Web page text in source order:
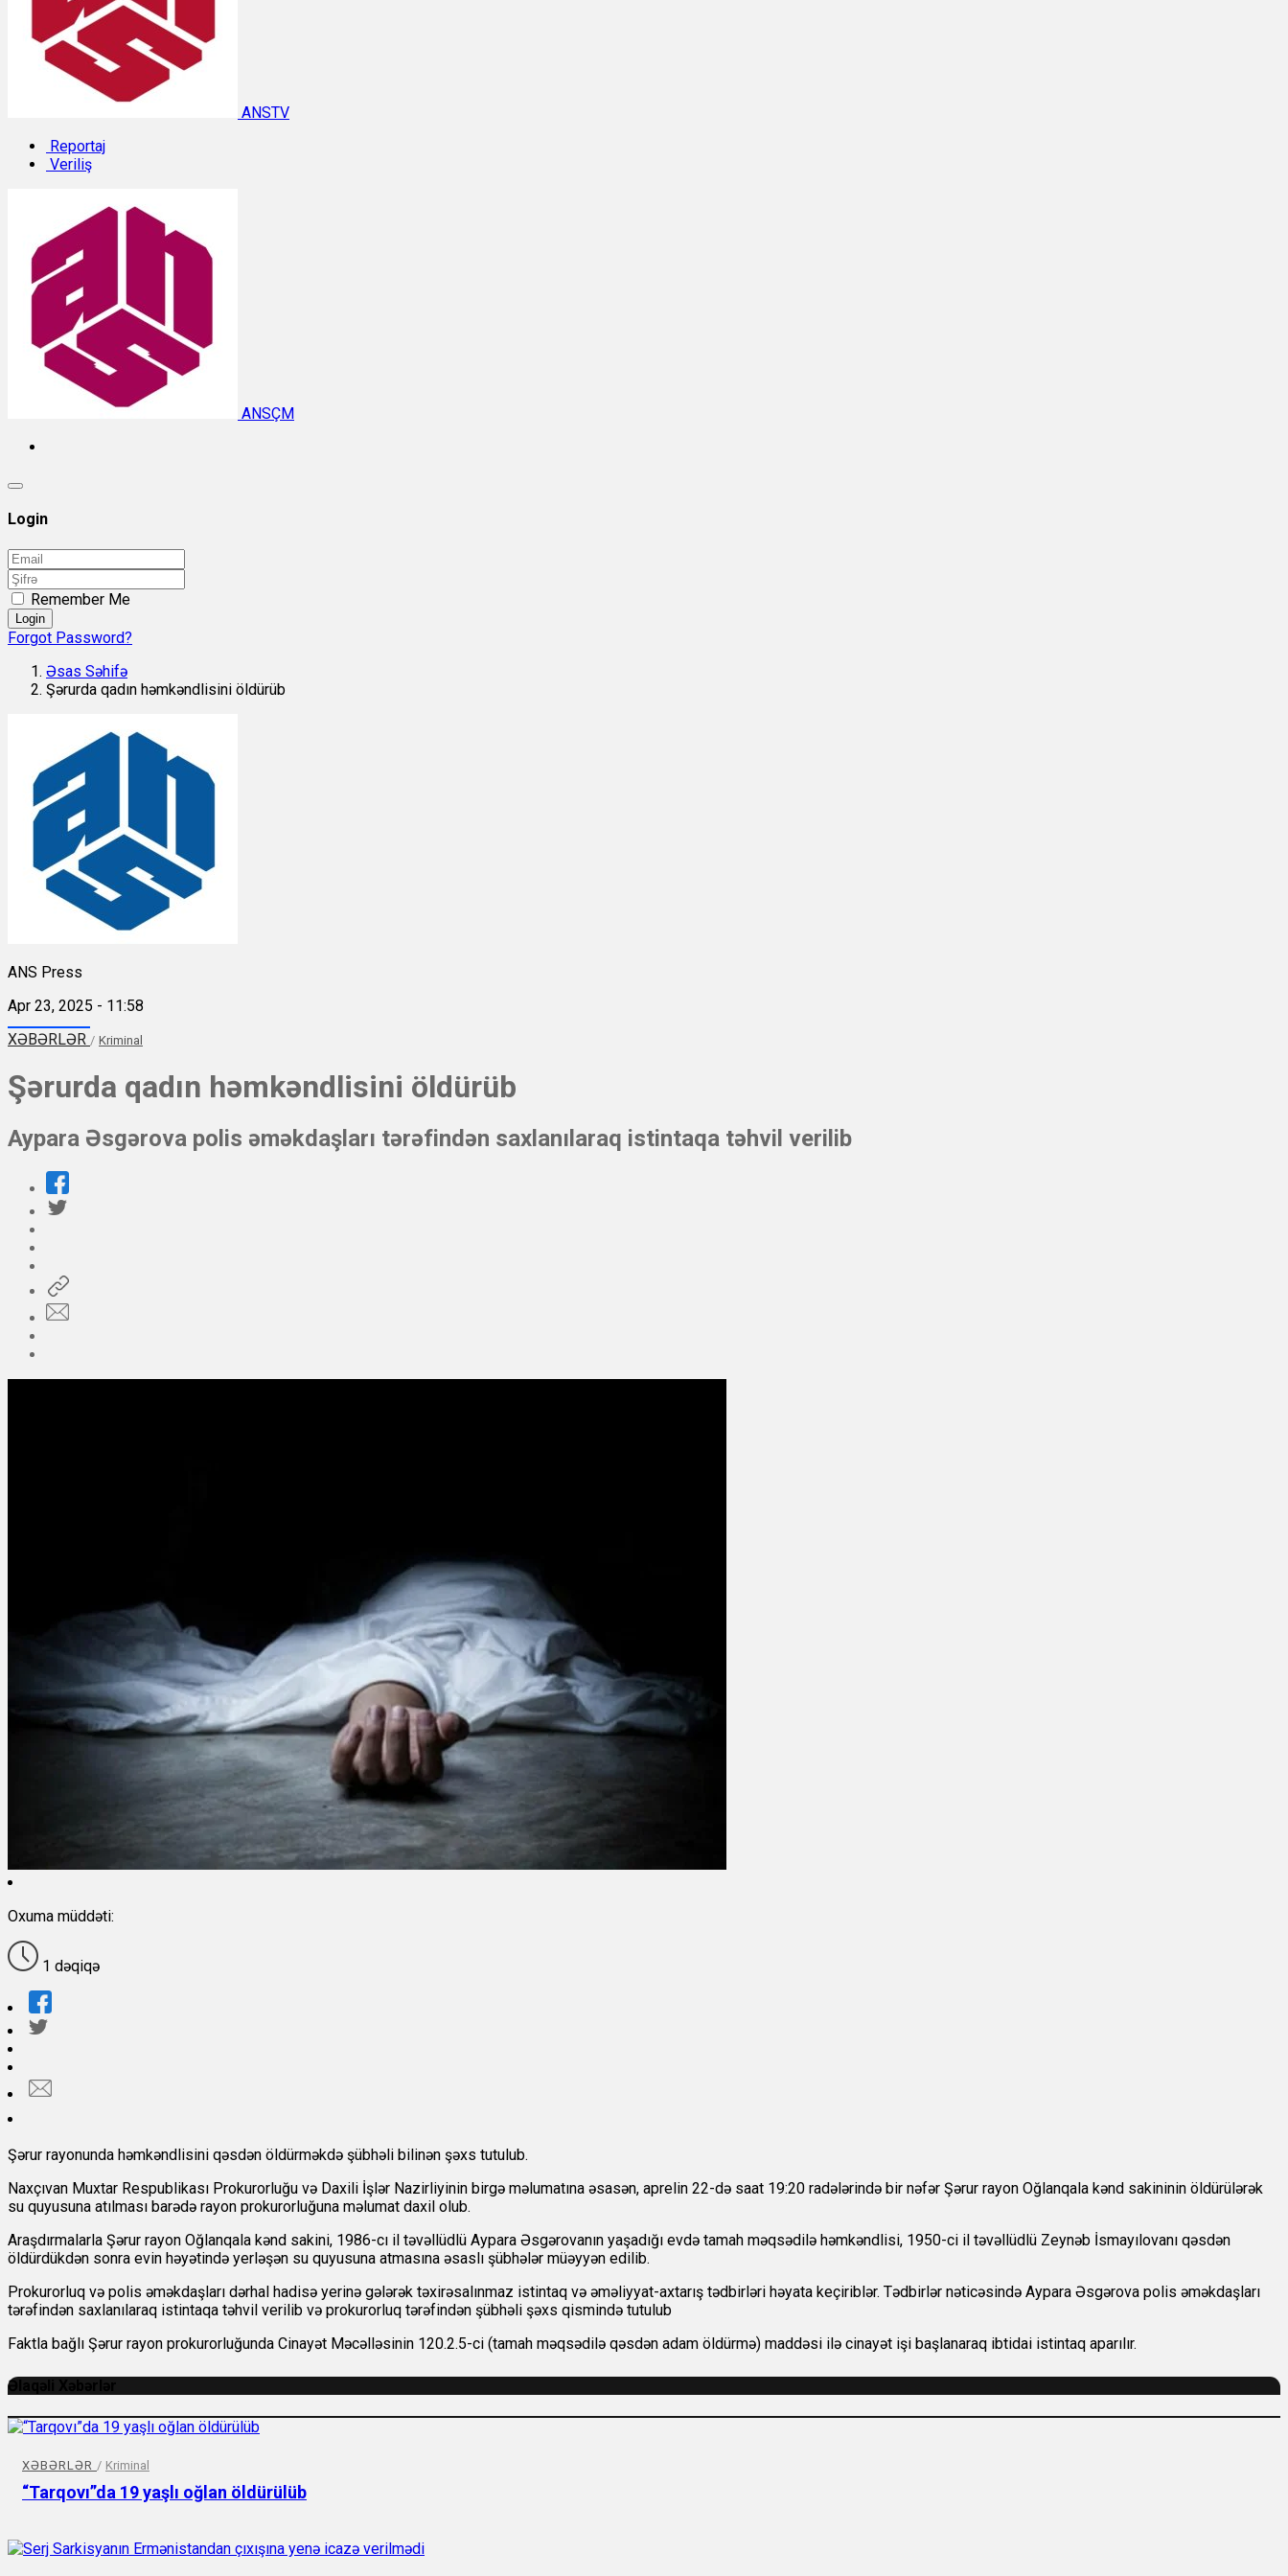
ANSTV
Reportaj
Veriliş
ANSÇM
Login
Remember Me
Login
Forgot Password?
Əsas Səhifə
Şərurda qadın həmkəndlisini öldürüb
ANS Press
Apr 23, 2025 - 11:58
XƏBƏRLƏR / Kriminal
Şərurda qadın həmkəndlisini öldürüb
Aypara Əsgərova polis əməkdaşları tərəfindən saxlanılaraq istintaqa təhvil verilib
Oxuma müddəti:
1 dəqiqə
Şərur rayonunda həmkəndlisini qəsdən öldürməkdə şübhəli bilinən şəxs tutulub.
Naxçıvan Muxtar Respublikası Prokurorluğu və Daxili İşlər Nazirliyinin birgə məlumatına əsasən, aprelin 22-də saat 19:20 radələrində bir nəfər Şərur rayon Oğlanqala kənd sakininin öldürülərək
su quyusuna atılması barədə rayon prokurorluğuna məlumat daxil olub.
Araşdırmalarla Şərur rayon Oğlanqala kənd sakini, 1986-cı il təvəllüdlü Aypara Əsgərovanın yaşadığı evdə tamah məqsədilə həmkəndlisi, 1950-ci il təvəllüdlü Zeynəb İsmayılovanı qəsdən
öldürdükdən sonra evin həyətində yerləşən su quyusuna atmasına əsaslı şübhələr müəyyən edilib.
Prokurorluq və polis əməkdaşları dərhal hadisə yerinə gələrək təxirəsalınmaz istintaq və əməliyyat-axtarış tədbirləri həyata keçiriblər. Tədbirlər nəticəsində Aypara Əsgərova polis əməkdaşları
tərəfindən saxlanılaraq istintaqa təhvil verilib və prokurorluq tərəfindən şübhəli şəxs qismində tutulub
Faktla bağlı Şərur rayon prokurorluğunda Cinayət Məcəlləsinin 120.2.5-ci (tamah məqsədilə qəsdən adam öldürmə) maddəsi ilə cinayət işi başlanaraq ibtidai istintaq aparılır.
Əlaqəli Xəbərlər
XƏBƏRLƏR / Kriminal
“Tarqovı”da 19 yaşlı oğlan öldürülüb